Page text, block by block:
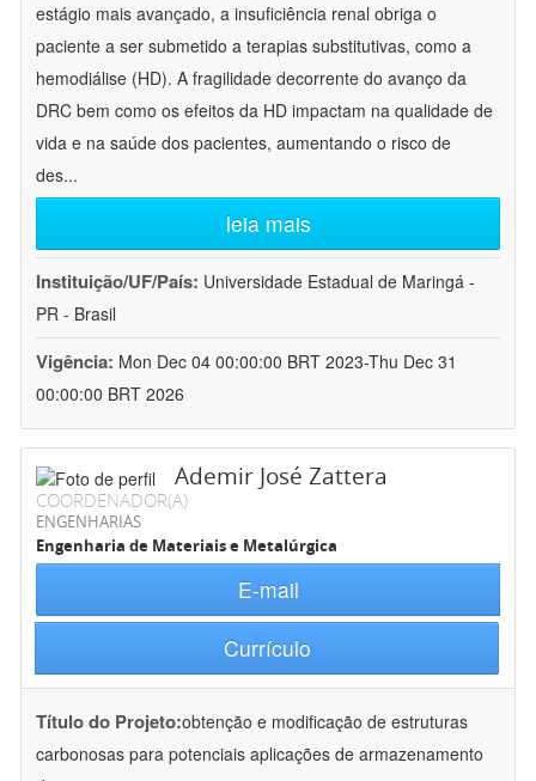
estágio mais avançado, a insuficiência renal obriga o
paciente a ser submetido a terapias substitutivas, como a
hemodiálise (HD). A fragilidade decorrente do avanço da
DRC bem como os efeitos da HD impactam na qualidade de
vida e na saúde dos pacientes, aumentando o risco de
des...
leia mais
Instituição/UF/País: Universidade Estadual de Maringá -
PR - Brasil
Vigência: Mon Dec 04 00:00:00 BRT 2023-Thu Dec 31
00:00:00 BRT 2026
Ademir José Zattera
COORDENADOR(A)
ENGENHARIAS
Engenharia de Materiais e Metalúrgica
E-mail
Currículo
Título do Projeto:obtenção e modificação de estruturas
carbonosas para potenciais aplicações de armazenamento